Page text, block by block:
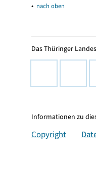
▴ nach oben
Das Thüringer
Informationen zu
Copyright